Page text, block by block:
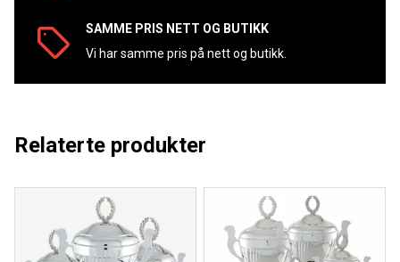
SAMME PRIS NETT OG BUTIKK
Vi har samme pris på nett og butikk.
Relaterte produkter